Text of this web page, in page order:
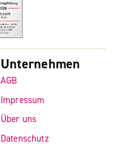
Unternehmen
AGB
Impressum
Über uns
Datenschutz